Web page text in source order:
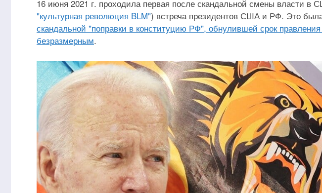
16 июня 2021 г. проходила первая после скандальной смены власти в
"культурная революция BLM") встреча президентов США и РФ. Это
скандальной "поправки в конституцию РФ", обнулившей срок
безразмерным.